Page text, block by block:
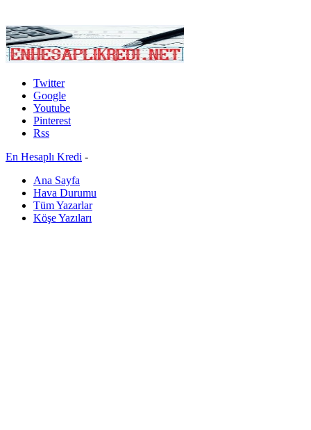
Twitter
Google
Youtube
Pinterest
Rss
En Hesaplı Kredi -
Ana Sayfa
Hava Durumu
Tüm Yazarlar
Köşe Yazıları